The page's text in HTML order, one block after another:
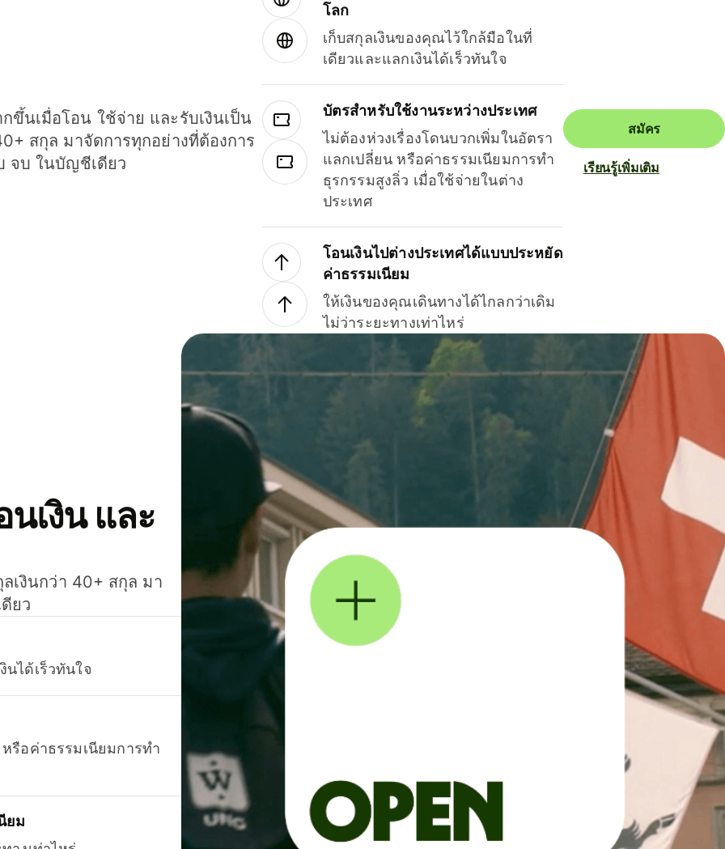
ขึ้นเมื่อโอน ใช้จ่าย และรับเงินเป็น
สกุล มาจัดการทุกอย่างที่ต้องการ
จบ ในบัญชีเดียว
โลก
เก็บสกุลเงินของคุณไว้ใกล้มือในที่
เดียวและแลกเงินได้เร็วทันใจ
บัตรสำหรับใช้งานระหว่างประเทศ
ไม่ต้องห่วงเรื่องโดนบวกเพิ่มในอัตรา
แลกเปลี่ยน หรือค่าธรรมเนียมการทำ
ธุรกรรมสูงลิ่ว เมื่อใช้จ่ายในต่าง
ประเทศ
โอนเงินไปต่างประเทศได้แบบประหยัด
ค่าธรรมเนียม
ให้เงินของคุณเดินทางได้ไกลกว่าเดิม
ไม่ว่าระยะทางเท่าไหร่
สมัคร
เรียนรู้เพิ่มเติม
เงิน และ
เงินกว่า 40+ สกุล มา
ยว
นได้เร็วทันใจ
รือค่าธรรมเนียมการทำ
ยม